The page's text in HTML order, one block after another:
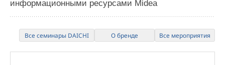
информационными ресурсами Midea
Все семинары DAICHI О бренде Все мероприятия